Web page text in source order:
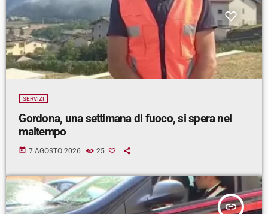
SERVIZI
Gordona, una settimana di fuoco, si spera nel
maltempo
today 7 AGOSTO 2026 25
insert_link